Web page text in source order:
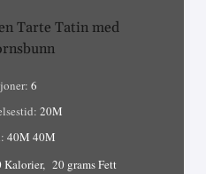
Tarte Tatin med
6
20M
40M 40M
Kalorier
20 grams Fett